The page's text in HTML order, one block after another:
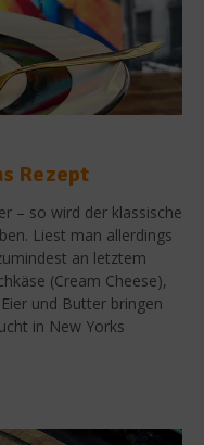
Rezept
– so wird der klassische
Liest man allerdings
an letztem
(Cream Cheese),
und Butter bringen
in New Yorks